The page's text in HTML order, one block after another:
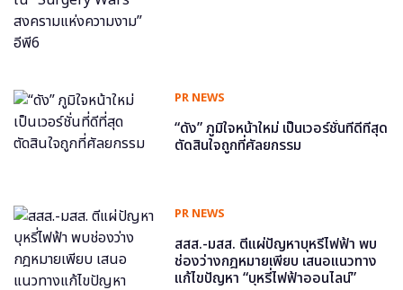
PR NEWS
“ดัง” ภูมิใจหน้าใหม่ เป็นเวอร์ชั่นที่ดีที่สุด
ตัดสินใจถูกที่ศัลยกรรม
PR NEWS
สสส.-มสส. ตีแผ่ปัญหาบุหรี่ไฟฟ้า พบ
ช่องว่างกฎหมายเพียบ เสนอแนวทาง
แก้ไขปัญหา “บุหรี่ไฟฟ้าออนไลน์”